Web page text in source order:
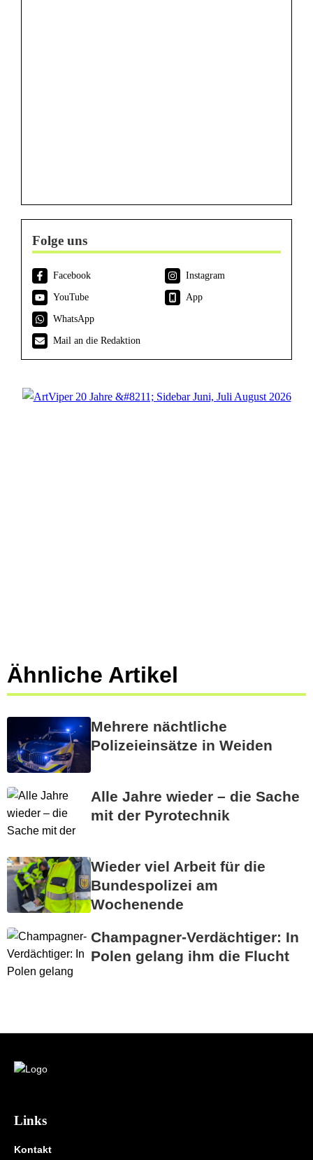
Folge uns
Facebook
Instagram
YouTube
App
WhatsApp
Mail an die Redaktion
Ähnliche Artikel
Mehrere nächtliche
Polizeieinsätze in Weiden
Alle Jahre wieder – die Sache
mit der Pyrotechnik
Wieder viel Arbeit für die
Bundespolizei am
Wochenende
Champagner-Verdächtiger: In
Polen gelang ihm die Flucht
Links
Kontakt